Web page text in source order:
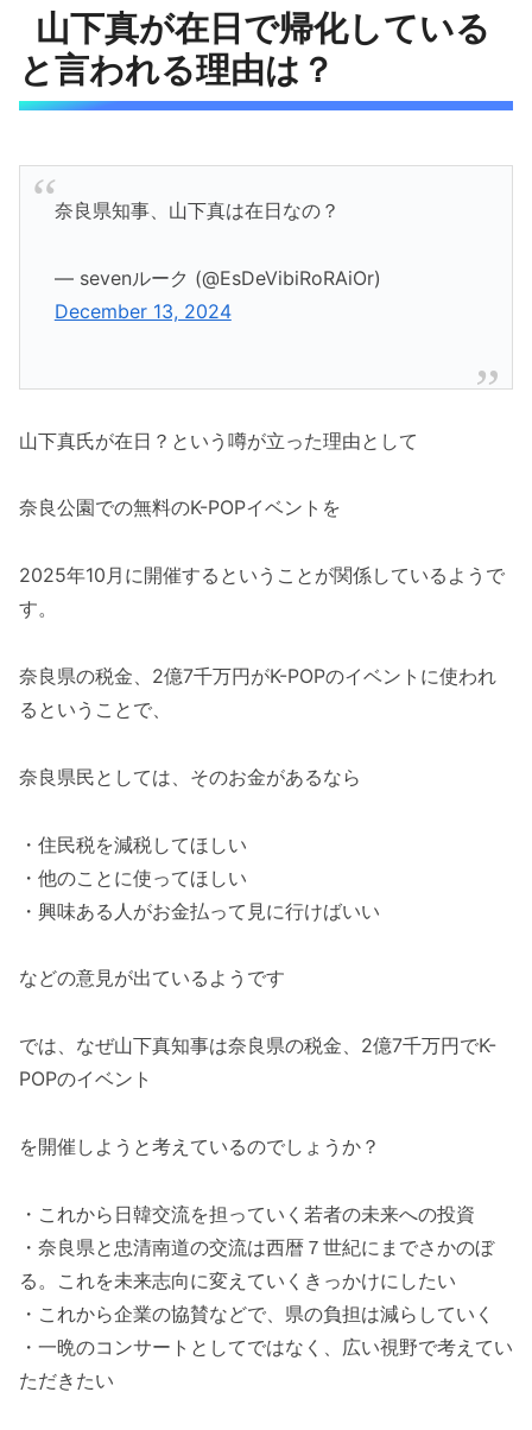
山下真が在日で帰化している
と言われる理由は？
奈良県知事、山下真は在日なの？
— sevenルーク (@EsDeVibiRoRAiOr)
December 13, 2024
山下真氏が在日？という噂が立った理由として
奈良公園での無料のK-POPイベントを
2025年10月に開催するということが関係しているようで
す。
奈良県の税金、2億7千万円がK-POPのイベントに使われ
るということで、
奈良県民としては、そのお金があるなら
・住民税を減税してほしい
・他のことに使ってほしい
・興味ある人がお金払って見に行けばいい
などの意見が出ているようです
では、なぜ山下真知事は奈良県の税金、2億7千万円でK-
POPのイベント
を開催しようと考えているのでしょうか？
・これから日韓交流を担っていく若者の未来への投資
・奈良県と忠清南道の交流は西暦７世紀にまでさかのぼ
る。これを未来志向に変えていくきっかけにしたい
・これから企業の協賛などで、県の負担は減らしていく
・一晩のコンサートとしてではなく、広い視野で考えてい
ただきたい